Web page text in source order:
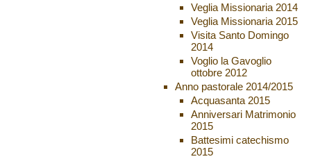
Veglia Missionaria 2014
Veglia Missionaria 2015
Visita Santo Domingo
2014
Voglio la Gavoglio
ottobre 2012
Anno pastorale 2014/2015
Acquasanta 2015
Anniversari Matrimonio
2015
Battesimi catechismo
2015